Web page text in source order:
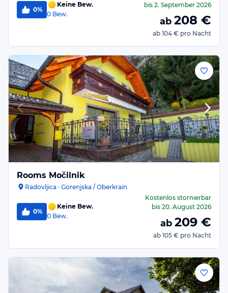
0%
Keine Bew.
0 Bew.
bis 2. September 2026
ab 208 €
ab 104 € pro Nacht
Rooms Močilnik
Radovljica · Gorenjska / Oberkrain
0%
Keine Bew.
0 Bew.
Kostenlos stornierbar
bis 20. August 2026
ab 209 €
ab 105 € pro Nacht